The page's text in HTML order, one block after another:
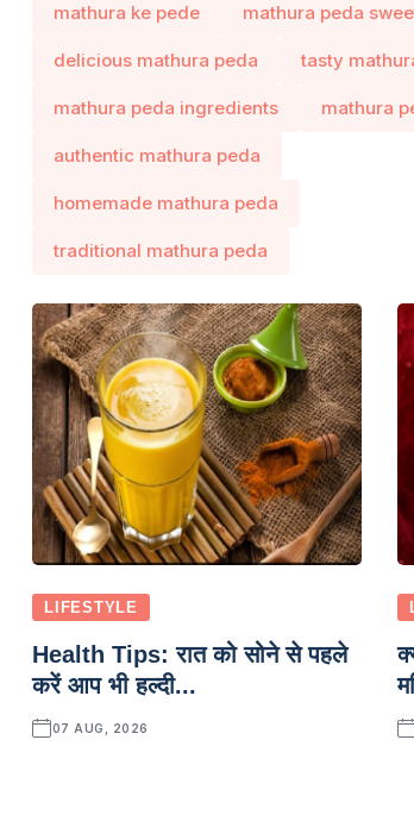
mathura ke pede mathura peda
delicious mathura peda tasty
mathura peda ingredients mathura
authentic mathura peda
homemade mathura peda
traditional mathura peda
LIFESTYLE
Health Tips: रात को सोने से पहले
करें आप भी हल्दी...
07 AUG, 2026